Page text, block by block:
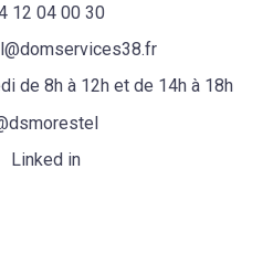
12 04 00 30
de 8h à 12h et de 14h à 18h
Linked in